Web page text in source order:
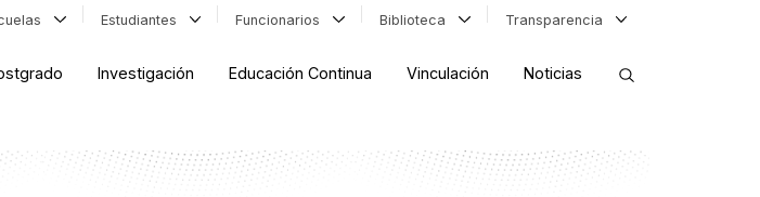
Estudiantes Funcionarios Biblioteca Transparencia
Investigación Educación Continua Vinculación Noticias